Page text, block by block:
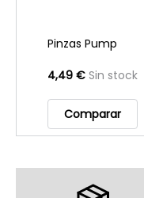
Pinzas Pump
4,49 € Sin stock
Comparar